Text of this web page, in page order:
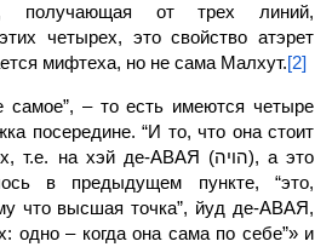
получающая от трех линий,
четырех, это свойство атэрет
мифтеха, но не сама Малхут.[2]
самое”, – то есть имеются четыре
посередине. “И то, что она стоит
т.е. на хэй де-АВАЯ (הויה), а это
в предыдущем пункте, “это,
что высшая точка”, йуд де-АВАЯ,
одно – когда она сама по себе”» и